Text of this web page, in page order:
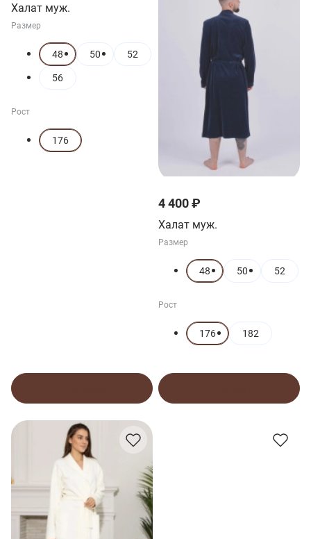
Халат муж.
Размер
48 50 52
56
Рост
176
4 400 ₽
Халат муж.
Размер
48 50 52
Рост
176 182